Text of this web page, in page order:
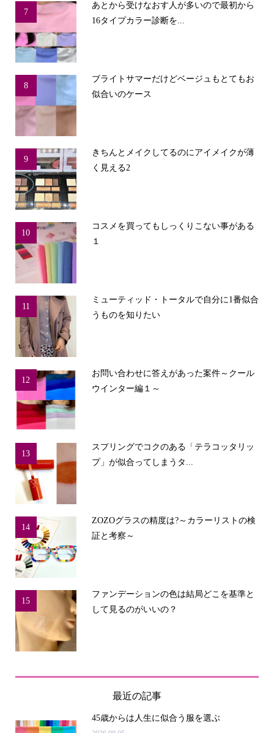
7
あとから受けなおす人が多いので最初から
16タイプカラー診断を...
8
ブライトサマーだけどベージュもとてもお
似合いのケース
9
きちんとメイクしてるのにアイメイクが薄
く見える2
10
コスメを買ってもしっくりこない事がある
１
11
ミューティッド・トータルで自分に1番似合
うものを知りたい
12
お問い合わせに答えがあった案件～クール
ウインター編１～
13
スプリングでコクのある「テラコッタリッ
プ」が似合ってしまうタ...
14
ZOZOグラスの精度は?～カラーリストの検
証と考察～
15
ファンデーションの色は結局どこを基準と
して見るのがいいの？
最近の記事
45歳からは人生に似合う服を選ぶ